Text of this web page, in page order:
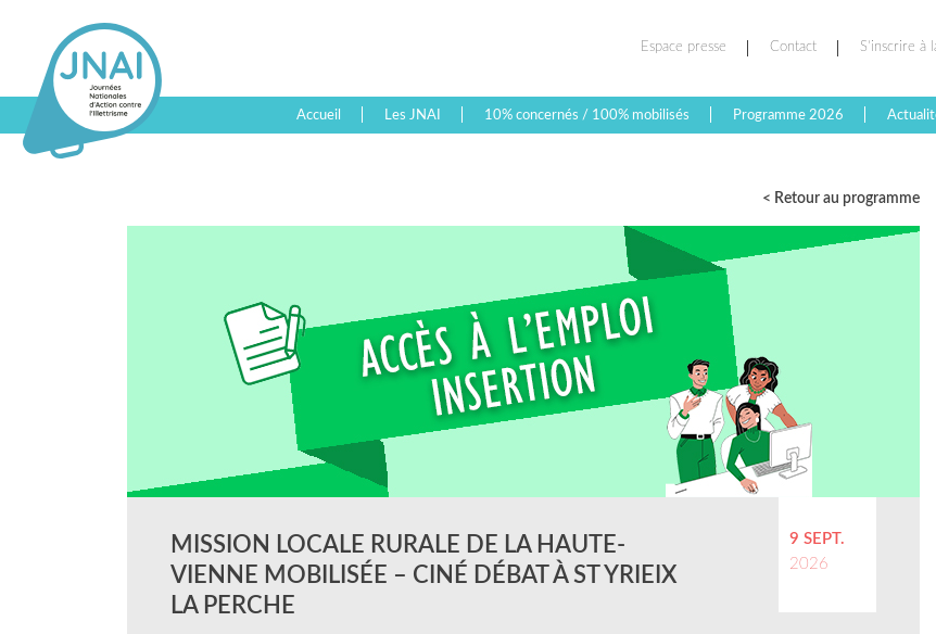
Espace presse Contact S’inscrire à
Accueil Les JNAI 10% concernés / 100% mobilisés Programme 2026
< Retour au programme
9 SEPT.
2026
MISSION LOCALE RURALE DE LA HAUTE-
VIENNE MOBILISÉE – CINÉ DÉBAT À ST YRIEIX
LA PERCHE